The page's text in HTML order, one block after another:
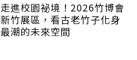
走進校園祕境！2026竹博會
新竹展區，看古老竹子化身
最潮的未來空間